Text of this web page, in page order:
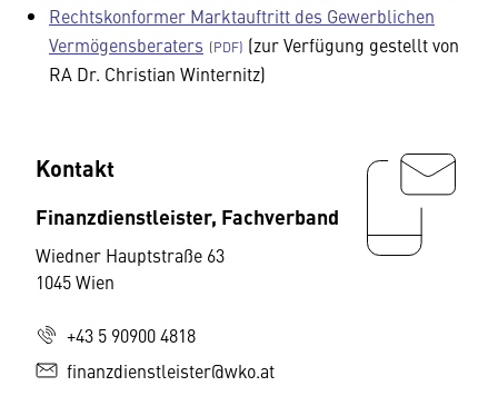
Rechtskonformer Marktauftritt des Gewerblichen
Vermögensberaters
(zur Verfügung gestellt von
RA Dr. Christian Winternitz)
Kontakt
Finanzdienstleister, Fachverband
Wiedner Hauptstraße 63
1045 Wien
+43 5 90900 4818
finanzdienstleister@wko.at